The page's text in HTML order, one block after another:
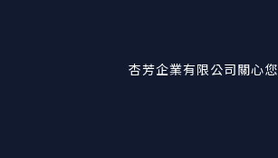
杏芳企業有限公司關心您